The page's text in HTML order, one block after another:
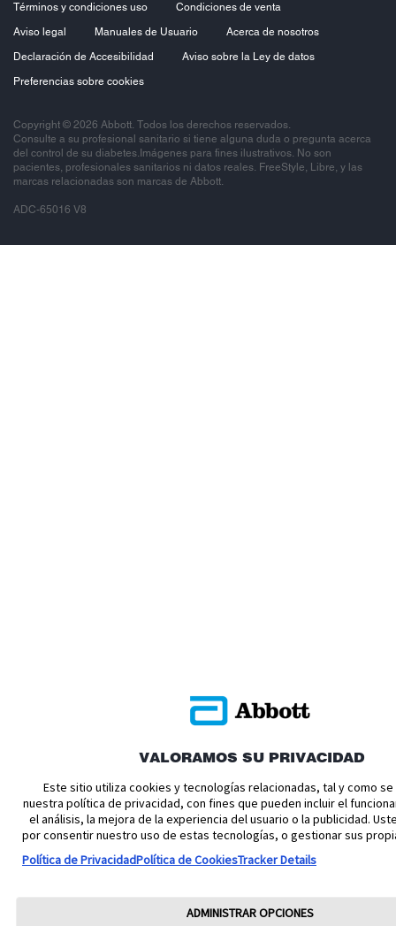
Términos y condiciones uso
Condiciones de venta
Aviso legal
Manuales de Usuario
Acerca de nosotros
Declaración de Accesibilidad
Aviso sobre la Ley de datos
Preferencias sobre cookies
Copyright © 2026 Abbott. Todos los derechos reservados.
Consulte a su profesional sanitario si tiene alguna duda o pregunta acerca
del control de su diabetes.Imágenes para fines ilustrativos. No son
pacientes, profesionales sanitarios ni datos reales. FreeStyle, Libre, y las
marcas relacionadas son marcas de Abbott.
ADC-65016 V8
VALORAMOS SU PRIVACIDAD
Este sitio utiliza cookies y tecnologías relacionadas, tal y como
nuestra política de privacidad, con fines que pueden incluir el
el análisis, la mejora de la experiencia del usuario o la publicidad.
por consentir nuestro uso de estas tecnologías, o gestionar sus
Política de PrivacidadPolítica de CookiesTracker Details
ADMINISTRAR OPCIONES